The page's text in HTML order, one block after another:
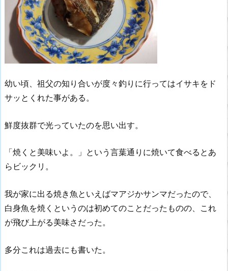
幼い頃、祖父の知り合いが度々釣りに行ってはイサキをド
サッとくれた事がある。
鮮度抜群で光っていたのを思い出す。
「焼くと美味いよ。」という言葉通りに焼いて食べるとあ
らビックリ。
我が家に出る焼き魚といえばマアジかサンマだったので、
白身魚を焼くというのは初めてのことだったものの、これ
が飛び上がる美味さだった。
多分これは過去にも書いた。